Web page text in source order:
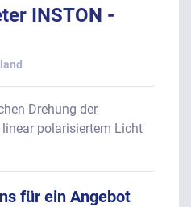
INSTON -
Drehung der
polarisiertem Licht
für ein Angebot